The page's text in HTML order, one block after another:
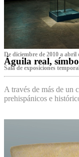
De diciembre de 2010 a abril
Águila real,
Sala de exposiciones
A través de más de un
prehispánicos e